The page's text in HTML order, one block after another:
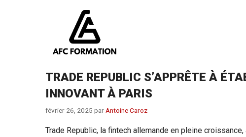
TRADE REPUBLIC S’APPRÊTE À
INNOVANT À PARIS
février 26, 2025 parAntoine Caroz
Trade Republic, la fintech allemande en pleine